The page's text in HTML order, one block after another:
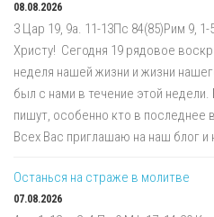
08.08.2026
3 Цар 19, 9a. 11-13Пс 84(85)Рим 9,
Христу! Сегодня 19 рядовое
неделя нашей жизни и жизни
был с нами в течение этой
пишут, особенно кто в последнее
Всех Вас приглашаю на наш блог и
Останься на страже в молитве
07.08.2026